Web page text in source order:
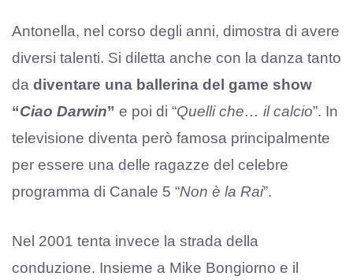
Antonella, nel corso degli anni, dimostra di avere
diversi talenti. Si diletta anche con la danza tanto
da diventare una ballerina del game show
“Ciao Darwin” e poi di “Quelli che… il calcio”. In
televisione diventa però famosa principalmente
per essere una delle ragazze del celebre
programma di Canale 5 “Non è la Rai”.
Nel 2001 tenta invece la strada della
conduzione. Insieme a Mike Bongiorno e il